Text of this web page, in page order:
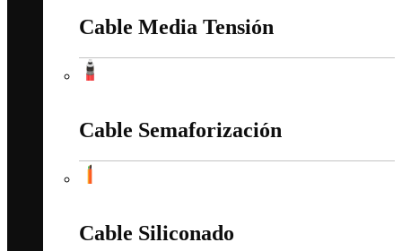
Cable Media Tensión
Cable Semaforización
Cable Siliconado